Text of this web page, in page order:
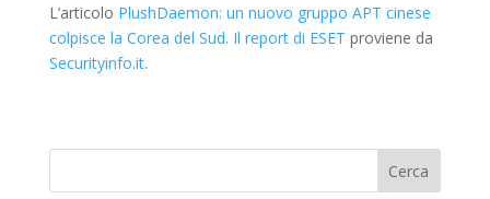
L’articolo PlushDaemon: un nuovo gruppo APT cinese
colpisce la Corea del Sud. Il report di ESET proviene da
Securityinfo.it.
Cerca